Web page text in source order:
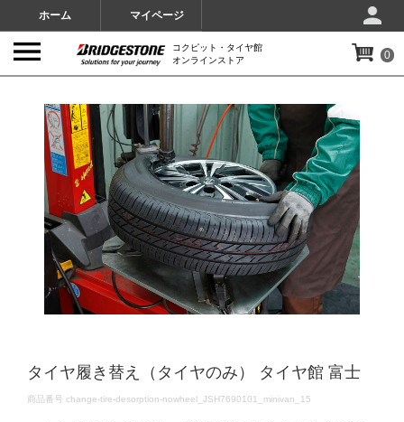
ホーム マイページ
コクピット・タイヤ館
オンラインストア
0
タイヤ履き替え（タイヤのみ） タイヤ館 富士
DETAILS
商品番号 change-tire-desorption-nowheel_JSH7690101_minivan_15